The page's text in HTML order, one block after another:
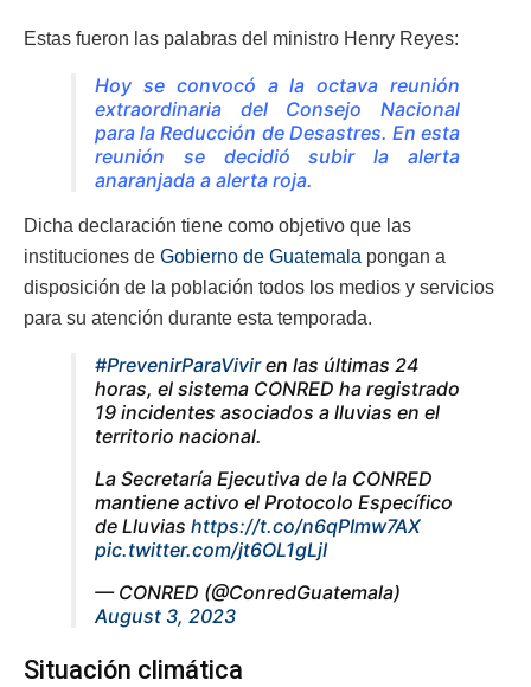
Estas fueron las palabras del ministro Henry Reyes:
Hoy se convocó a la octava reunión
extraordinaria del Consejo Nacional
para la Reducción de Desastres. En esta
reunión se decidió subir la alerta
anaranjada a alerta roja.
Dicha declaración tiene como objetivo que las
instituciones de Gobierno de Guatemala pongan a
disposición de la población todos los medios y servicios
para su atención durante esta temporada.
#PrevenirParaViviren las últimas 24
horas, el sistema CONRED ha registrado
19 incidentes asociados a lluvias en el
territorio nacional.
La Secretaría Ejecutiva de la CONRED
mantiene activo el Protocolo Específico
de Lluvias https://t.co/n6qPImw7AX
pic.twitter.com/jt6OL1gLjI
— CONRED (@ConredGuatemala)
August 3, 2023
Situación climática